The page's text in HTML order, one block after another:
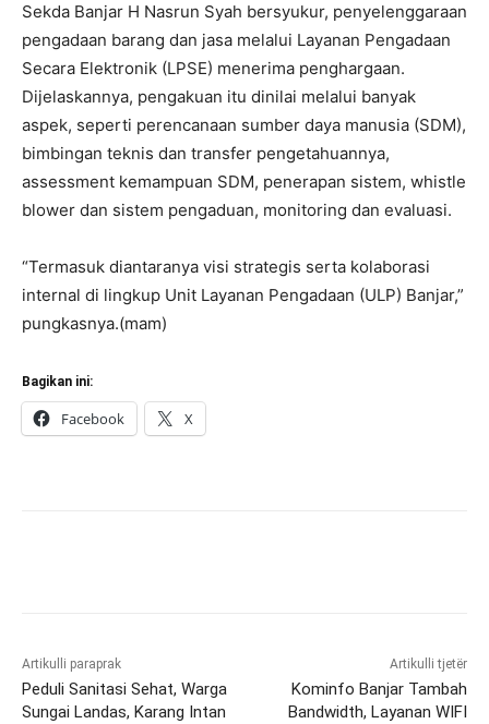
Sekda Banjar H Nasrun Syah bersyukur, penyelenggaraan
pengadaan barang dan jasa melalui Layanan Pengadaan
Secara Elektronik (LPSE) menerima penghargaan.
Dijelaskannya, pengakuan itu dinilai melalui banyak
aspek, seperti perencanaan sumber daya manusia (SDM),
bimbingan teknis dan transfer pengetahuannya,
assessment kemampuan SDM, penerapan sistem, whistle
blower dan sistem pengaduan, monitoring dan evaluasi.
“Termasuk diantaranya visi strategis serta kolaborasi
internal di lingkup Unit Layanan Pengadaan (ULP) Banjar,”
pungkasnya.(mam)
Bagikan ini:
Facebook X
Artikulli paraprak
Peduli Sanitasi Sehat, Warga
Sungai Landas, Karang Intan
Artikulli tjetër
Kominfo Banjar Tambah
Bandwidth, Layanan WIFI